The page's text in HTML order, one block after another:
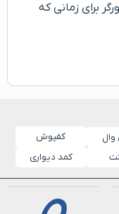
برای زمانی که
کفپوش
کمد دیواری